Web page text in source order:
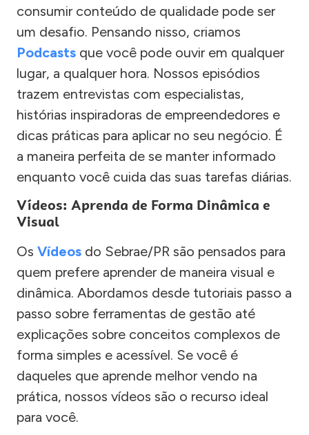
consumir conteúdo de qualidade pode ser
um desafio. Pensando nisso, criamos
Podcasts que você pode ouvir em qualquer
lugar, a qualquer hora. Nossos episódios
trazem entrevistas com especialistas,
histórias inspiradoras de empreendedores e
dicas práticas para aplicar no seu negócio. É
a maneira perfeita de se manter informado
enquanto você cuida das suas tarefas diárias.
Vídeos: Aprenda de Forma Dinâmica e
Visual
Os Vídeos do Sebrae/PR são pensados para
quem prefere aprender de maneira visual e
dinâmica. Abordamos desde tutoriais passo a
passo sobre ferramentas de gestão até
explicações sobre conceitos complexos de
forma simples e acessível. Se você é
daqueles que aprende melhor vendo na
prática, nossos vídeos são o recurso ideal
para você.